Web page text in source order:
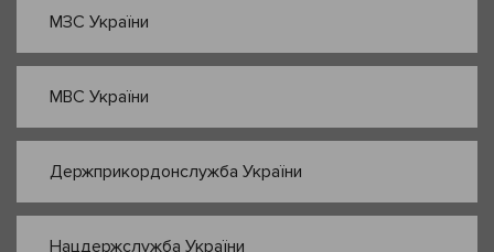
МЗС України
МВС України
Держприкордонслужба України
Нацдержслужба України